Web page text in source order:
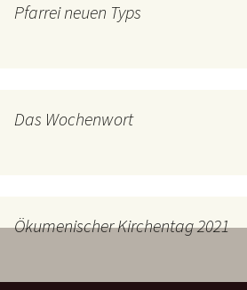
– Ergebnisse der
Arbeitsgruppen
Pfarrei neuen Typs
Das Wochenwort
Ökumenischer Kirchentag 2021